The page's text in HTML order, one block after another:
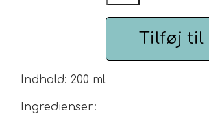
Husets Teblandinger
Tilføj til
Indhold: 200 ml
Ingredienser: